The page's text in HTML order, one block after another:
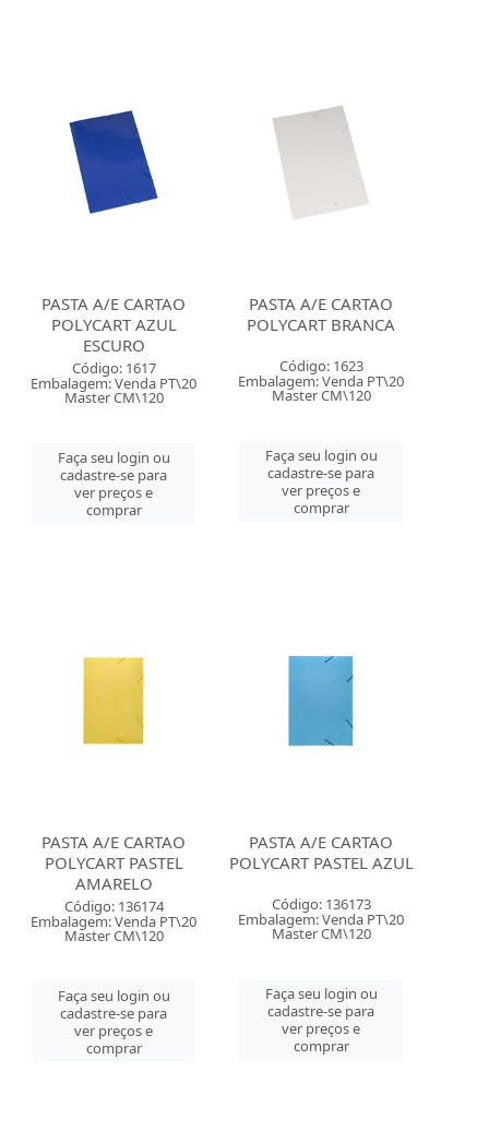
PASTA A/E CARTAO
POLYCART AZUL
ESCURO
Código: 1617
Embalagem: Venda PT\20
Master CM\120
Faça seu login ou
cadastre-se para
ver preços e
comprar
PASTA A/E CARTAO
POLYCART BRANCA
Código: 1623
Embalagem: Venda PT\20
Master CM\120
Faça seu login ou
cadastre-se para
ver preços e
comprar
PASTA A/E CARTAO
POLYCART PASTEL
AMARELO
Código: 136174
Embalagem: Venda PT\20
Master CM\120
Faça seu login ou
cadastre-se para
ver preços e
comprar
PASTA A/E CARTAO
POLYCART PASTEL AZUL
Código: 136173
Embalagem: Venda PT\20
Master CM\120
Faça seu login ou
cadastre-se para
ver preços e
comprar